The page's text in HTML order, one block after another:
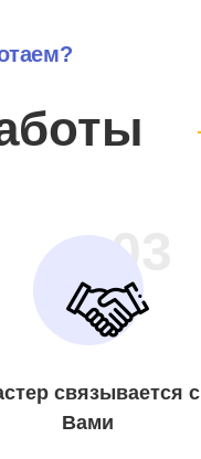
03
связывается с
Вами